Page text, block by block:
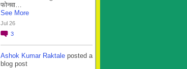
फोनवा…
See More
Jul 26
3
Ashok Kumar Raktale posted a
blog post